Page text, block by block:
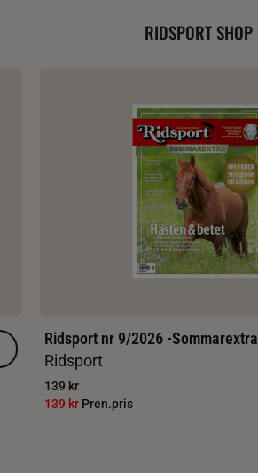
RIDSPORT SHOP
Ridsport nr 9/2026 -Sommarextra
Ridsport
139 kr
139 kr Pren.pris